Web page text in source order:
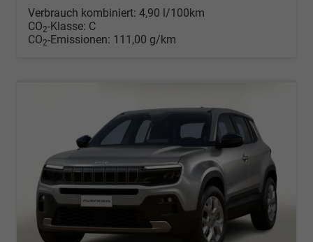
Verbrauch kombiniert: 4,90 l/100km
CO2-Klasse: C
CO2-Emissionen: 111,00 g/km